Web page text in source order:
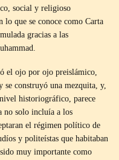
social y religioso
lo que se conoce como Carta
gracias a las
el ojo por ojo preislámico,
se construyó una mezquita, y,
historiográfico, parece
no solo incluía a los
el régimen político de
y politeístas que habitaban
muy importante como